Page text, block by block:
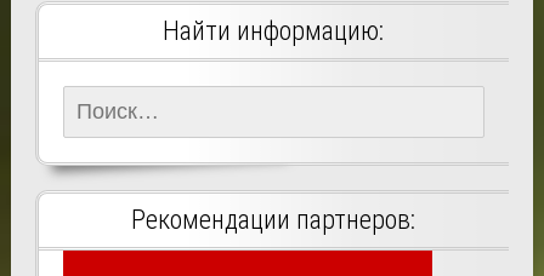
Найти информацию:
Найти:
Рекомендации партнеров: